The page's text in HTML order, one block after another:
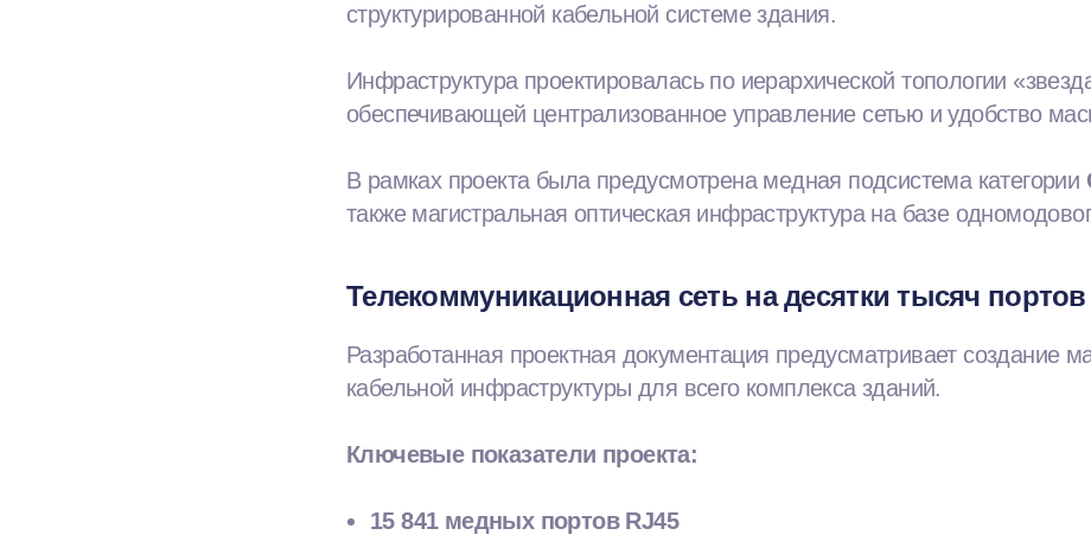
структурированной кабельной системе здания.
Инфраструктура проектировалась по иерархической топологии
обеспечивающей централизованное управление сетью и удобство
В рамках проекта была предусмотрена медная подсистема категории
также магистральная оптическая инфраструктура на базе
Телекоммуникационная сеть на десятки тысяч портов
Разработанная проектная документация предусматривает создание
кабельной инфраструктуры для всего комплекса зданий.
Ключевые показатели проекта:
15 841 медных портов RJ45